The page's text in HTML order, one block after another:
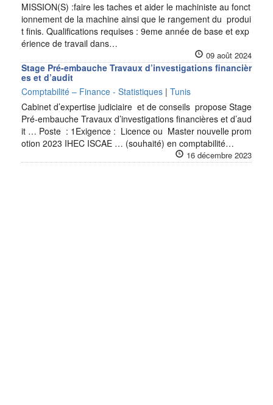
MISSION(S) :faire les taches et aider le machiniste au fonct
ionnement de la machine ainsi que le rangement du produi
t finis. Qualifications requises : 9eme année de base et exp
érience de travail dans…
09 août 2024
Stage Pré-embauche Travaux d’investigations financièr
es et d’audit
Comptabilité – Finance - Statistiques | Tunis
Cabinet d’expertise judiciaire et de conseils propose Stage
Pré-embauche Travaux d’investigations financières et d’aud
it … Poste : 1Exigence : Licence ou Master nouvelle prom
otion 2023 IHEC ISCAE … (souhaité) en comptabilité…
16 décembre 2023